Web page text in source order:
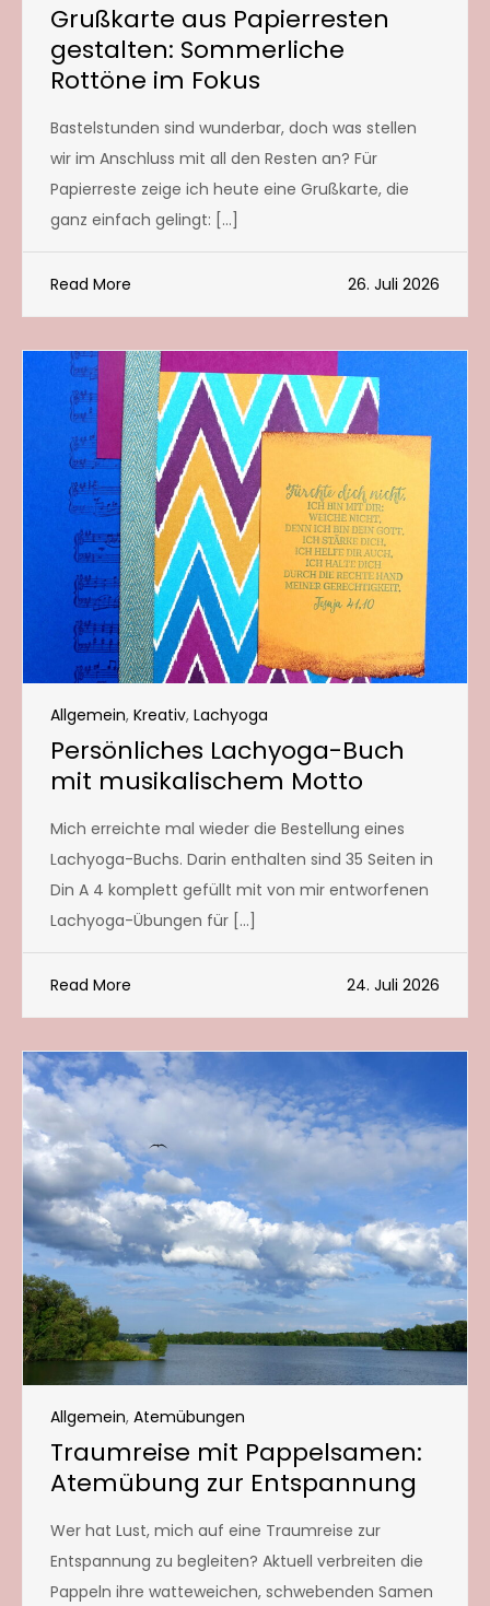
Grußkarte aus Papierresten
gestalten: Sommerliche
Rottöne im Fokus
Bastelstunden sind wunderbar, doch was stellen
wir im Anschluss mit all den Resten an? Für
Papierreste zeige ich heute eine Grußkarte, die
ganz einfach gelingt: […]
Read More 26. Juli 2026
Allgemein, Kreativ, Lachyoga
Persönliches Lachyoga-Buch
mit musikalischem Motto
Mich erreichte mal wieder die Bestellung eines
Lachyoga-Buchs. Darin enthalten sind 35 Seiten in
Din A 4 komplett gefüllt mit von mir entworfenen
Lachyoga-Übungen für […]
Read More 24. Juli 2026
Allgemein, Atemübungen
Traumreise mit Pappelsamen:
Atemübung zur Entspannung
Wer hat Lust, mich auf eine Traumreise zur
Entspannung zu begleiten? Aktuell verbreiten die
Pappeln ihre watteweichen, schwebenden Samen